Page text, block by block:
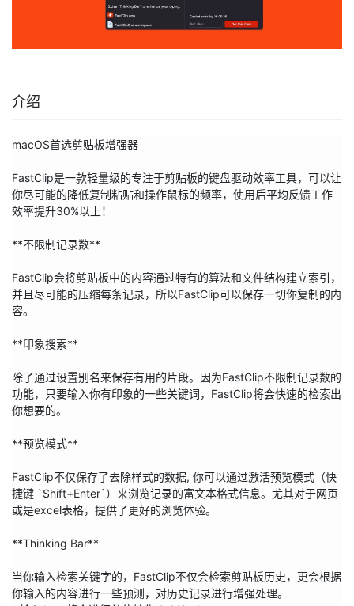
介绍
macOS首选剪贴板增强器
FastClip是一款轻量级的专注于剪贴板的键盘驱动效率工具，可以让
你尽可能的降低复制粘贴和操作鼠标的频率，使用后平均反馈工作
效率提升30%以上！
**不限制记录数**
FastClip会将剪贴板中的内容通过特有的算法和文件结构建立索引，
并且尽可能的压缩每条记录，所以FastClip可以保存一切你复制的内
容。
**印象搜索**
除了通过设置别名来保存有用的片段。因为FastClip不限制记录数的
功能，只要输入你有印象的一些关键词，FastClip将会快速的检索出
你想要的。
**预览模式**
FastClip不仅保存了去除样式的数据, 你可以通过激活预览模式（快
捷键 `Shift+Enter`）来浏览记录的富文本格式信息。尤其对于网页
或是excel表格，提供了更好的浏览体验。
**Thinking Bar**
当你输入检索关键字的，FastClip不仅会检索剪贴板历史，更会根据
你输入的内容进行一些预测，对历史记录进行增强处理。